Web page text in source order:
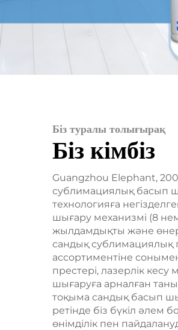
Біз туралы толығырақ
Біз кімбіз
Guangzhou Elephant,
сублимациялық басып
технологияға
шығару механизмі (8
жылдамдықты және
сандық сублимациялық
ассортиментіне
престері, лазерлік
шығаруға арналған
тоқыма сандық басып
ретінде біз бүкіл әлем
өнімділік пен